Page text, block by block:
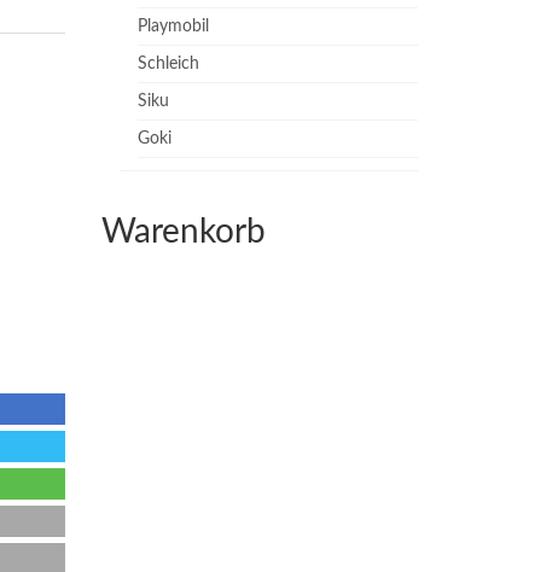
Playmobil
Schleich
Siku
Goki
Warenkorb